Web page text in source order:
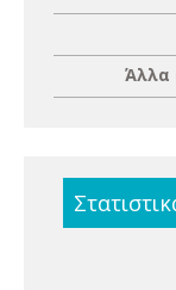
Άλλα